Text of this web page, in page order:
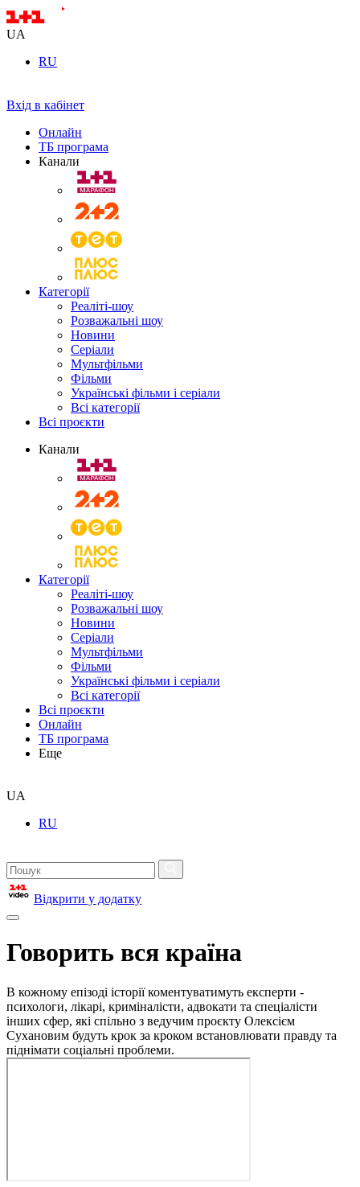
UA
RU
Вхід в кабінет
Онлайн
ТБ програма
Канали
Категорії
Реаліті-шоу
Розважальні шоу
Новини
Серіали
Мультфільми
Фільми
Українські фільми і серіали
Всі категорії
Всі проєкти
Канали
Категорії
Реаліті-шоу
Розважальні шоу
Новини
Серіали
Мультфільми
Фільми
Українські фільми і серіали
Всі категорії
Всі проєкти
Онлайн
ТБ програма
Еще
UA
RU
Відкрити у додатку
Говорить вся країна
В кожному епізоді історії коментуватимуть експерти -
психологи, лікарі, криміналісти, адвокати та спеціалісти
інших сфер, які спільно з ведучим проєкту Олексієм
Сухановим будуть крок за кроком встановлювати правду та
піднімати соціальні проблеми.